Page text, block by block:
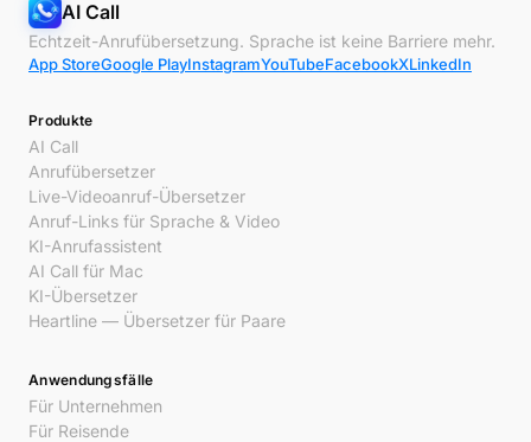
AI Call
Echtzeit-Anrufübersetzung. Sprache ist keine Barriere mehr.
App StoreGoogle PlayInstagramYouTubeFacebookXLinkedIn
Produkte
AI Call
Anrufübersetzer
Live-Videoanruf-Übersetzer
Anruf-Links für Sprache & Video
KI-Anrufassistent
AI Call für Mac
KI-Übersetzer
Heartline — Übersetzer für Paare
Anwendungsfälle
Für Unternehmen
Für Reisende